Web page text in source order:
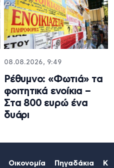
08.08.2026, 9:49
Ρέθυμνο: «Φωτιά» τα
φοιτητικά ενοίκια –
Στα 800 ευρώ ένα
δυάρι
Οικονομία Πηγαδάκια